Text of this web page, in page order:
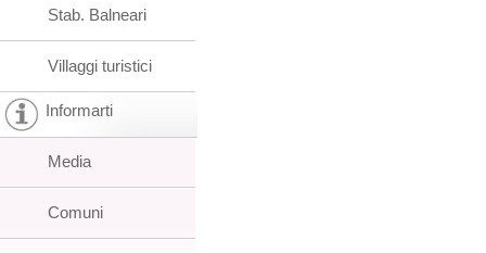
Stab. Balneari
Villaggi turistici
Informarti
Media
Comuni